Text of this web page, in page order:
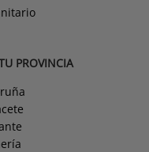
PROVINCIA